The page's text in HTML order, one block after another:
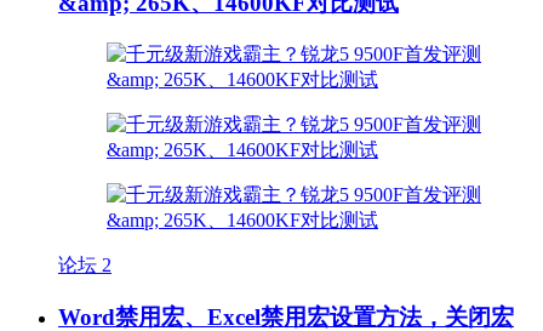
论坛 2
Word禁用宏、Excel禁用宏设置方法，关闭宏